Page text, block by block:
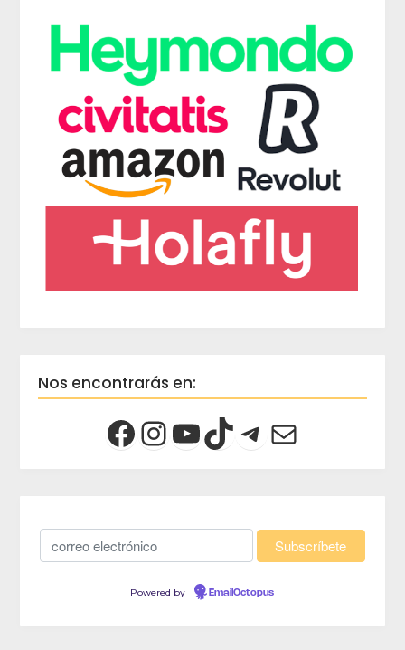
Nos encontrarás en:
Powered by EmailOctopus